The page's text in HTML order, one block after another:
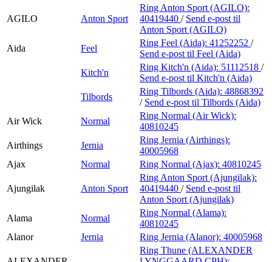
AGILO Anton Sport
Ring Anton Sport (AGILO):
40419440 / Send e-post til
Anton Sport (AGILO)
Aida
Feel
Ring Feel (Aida): 41252252 /
Send e-post til Feel (Aida)
Kitch'n
Ring Kitch'n (Aida): 51112518 /
Send e-post til Kitch'n (Aida)
Tilbords
Ring Tilbords (Aida): 48868392
/ Send e-post til Tilbords (Aida)
Air Wick
Normal
Ring Normal (Air Wick):
40810245
Airthings
Jernia
Ring Jernia (Airthings):
40005968
Ajax
Normal Ring Normal (Ajax): 40810245
Ajungilak Anton Sport
Ring Anton Sport (Ajungilak):
40419440 / Send e-post til
Anton Sport (Ajungilak)
Alama
Normal
Ring Normal (Alama):
40810245
Alanor
Jernia Ring Jernia (Alanor): 40005968
Ring Thune (ALEXANDER